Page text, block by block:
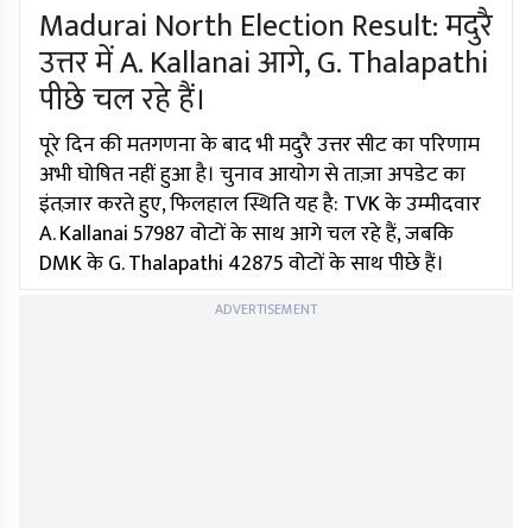
Madurai North Election Result: मदुरै
उत्तर में A. Kallanai आगे, G. Thalapathi
पीछे चल रहे हैं।
पूरे दिन की मतगणना के बाद भी मदुरै उत्तर सीट का परिणाम
अभी घोषित नहीं हुआ है। चुनाव आयोग से ताज़ा अपडेट का
इंतज़ार करते हुए, फिलहाल स्थिति यह है: TVK के उम्मीदवार
A. Kallanai 57987 वोटों के साथ आगे चल रहे हैं, जबकि
DMK के G. Thalapathi 42875 वोटों के साथ पीछे हैं।
ADVERTISEMENT